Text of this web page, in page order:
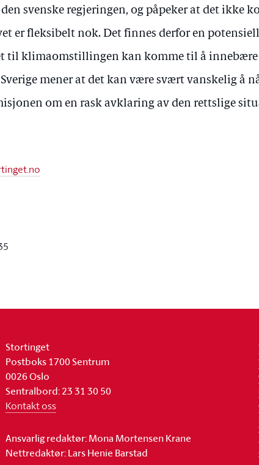
svenske regjeringen, og påpeker at det ikke
er fleksibelt nok. Det finnes derfor en
til klimaomstillingen kan komme til å innebære
mener at det kan være svært vanskelig å
om en rask avklaring av den rettslige
Stortinget
Postboks 1700 Sentrum
0026 Oslo
Sentralbord: 23 31 30 50
Kontakt oss
Ansvarlig redaktør: Mona Mortensen Krane
Nettredaktør: Lars Henie Barstad